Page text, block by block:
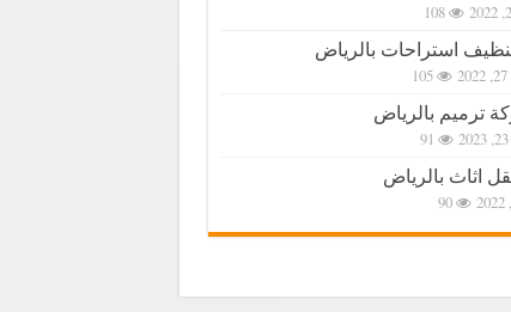
108
استراحات بالرياض
105
ترميم بالرياض
91
اثاث بالرياض
90